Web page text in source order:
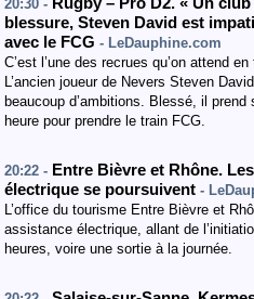
20:30 -
blessure, Steven David est
avec le FCG - LeDauphine.com
C’est l’une des recrues qu’on attend
L’ancien joueur de Nevers Steven
beaucoup d’ambitions. Blessé, il
heure pour prendre le train FCG.
20:22 - Entre Bièvre et Rhône.
électrique se poursuivent -
L’office du tourisme Entre Bièvre et
assistance électrique, allant de
heures, voire une sortie à la journée.